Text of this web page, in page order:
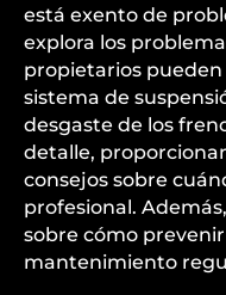
está exento de
explora los
propietarios
sistema de
desgaste de los
detalle,
consejos sobre
profesional.
sobre cómo
mantenimiento